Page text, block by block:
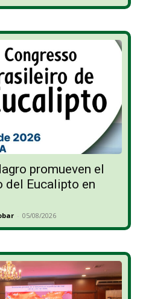
promueven el
del Eucalipto en
- 05/08/2026